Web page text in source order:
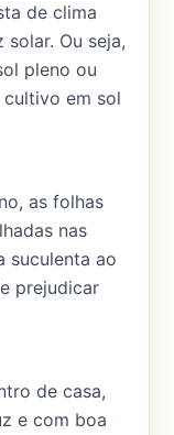
de clima
Ou seja,
pleno ou
cultivo em sol
as folhas
nas
suculenta ao
prejudicar
de casa,
e com boa